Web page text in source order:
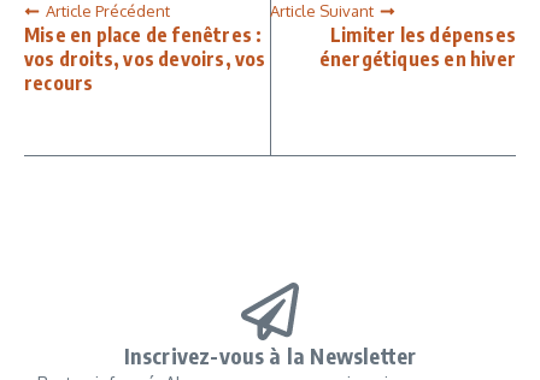
Article Précédent
Mise en place de fenêtres :
vos droits, vos devoirs, vos
recours
Article Suivant
Limiter les dépenses
énergétiques en hiver
Inscrivez-vous à la Newsletter